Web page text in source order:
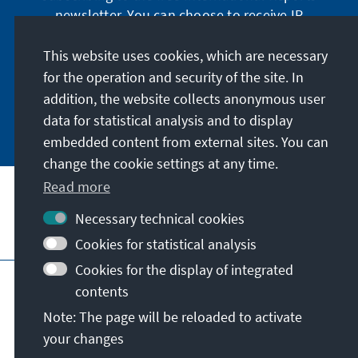
Gefahren für die junge Demokratie.
newsletter. You can choose to receive IR
German or have the print version sent to you in
German or English.
Jetzt abonnieren
Visit also
Imprint Data protection
Terms of use
Declaration on accessibility
Report an accessibility issue
© Konrad-Adenauer-Stiftung e.V. 2026
This website uses cookies, which are necessary
for the operation and security of the site. In
addition, the website collects anonymous user
data for statistical analysis and to display
embedded content from external sites. You can
change the cookie settings at any time.
Read more
Necessary technical cookies
Cookies for statistical analysis
Cookies for the display of integrated
contents
Note: The page will be reloaded to activate
your changes